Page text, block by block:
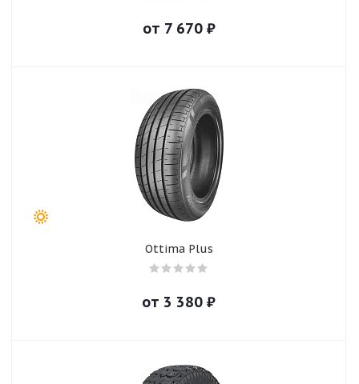
от 7 670₽
Ottima Plus
от 3 380 ₽